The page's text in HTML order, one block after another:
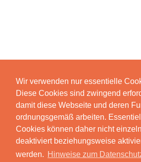
Wir verwenden nur essentielle
Diese Cookies sind zwingend
damit diese Webseite und deren
ordnungsgemäß arbeiten.
Cookies können daher nicht einzeln
deaktiviert beziehungsweise
werden. Hinweise zum